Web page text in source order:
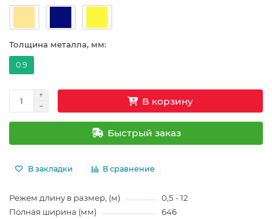
Толщина металла, мм:
0.9
В корзину
Быстрый заказ
В закладки В сравнение
Режем длину в размер, (м)
0,5 - 12
Полная ширина (мм)
646